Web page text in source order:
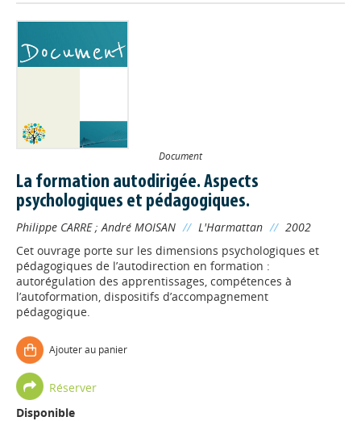
Document
La formation autodirigée. Aspects
psychologiques et pédagogiques.
Philippe CARRE;André MOISAN // L'Harmattan // 2002
Cet ouvrage porte sur les dimensions psychologiques et
pédagogiques de l’autodirection en formation :
autorégulation des apprentissages, compétences à
l’autoformation, dispositifs d’accompagnement
pédagogique.
Ajouter au panier
Réserver
Disponible